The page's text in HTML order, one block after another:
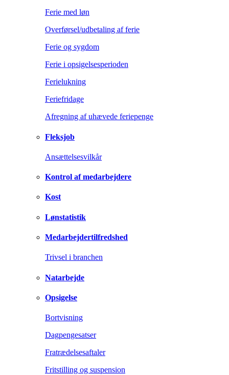
Ferie med løn
Overførsel/udbetaling af ferie
Ferie og sygdom
Ferie i opsigelsesperioden
Ferielukning
Feriefridage
Afregning af uhævede feriepenge
Fleksjob
Ansættelsesvilkår
Kontrol af medarbejdere
Kost
Lønstatistik
Medarbejdertilfredshed
Trivsel i branchen
Natarbejde
Opsigelse
Bortvisning
Dagpengesatser
Fratrædelsesaftaler
Fritstilling og suspension